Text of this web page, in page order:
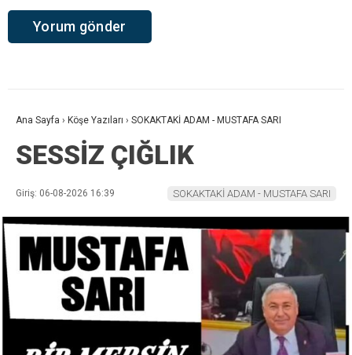
Ana Sayfa › Köşe Yazıları › SOKAKTAKİ ADAM - MUSTAFA SARI
SESSİZ ÇIĞLIK
Giriş: 06-08-2026 16:39 SOKAKTAKİ ADAM - MUSTAFA SARI